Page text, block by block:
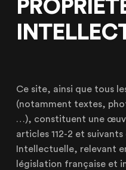
Ce site, ainsi que tous
(notamment textes,
…), constituent une
articles 112-2 et
Intellectuelle, relevant
législation française et